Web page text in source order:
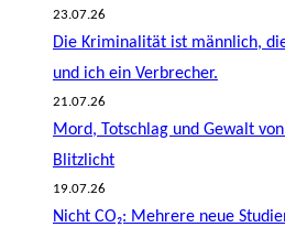
23.07.26
Die Kriminalität ist männlich,
und ich ein Verbrecher.
21.07.26
Mord, Totschlag und Gewalt
Blitzlicht
19.07.26
Nicht CO₂: Mehrere neue